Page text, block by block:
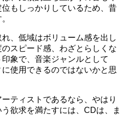
もしっかりしているため、昔
、低域はボリューム感を出し
スピード感、わざとらしくな
象で、音楽ジャンルとして
使用できるのではないかと思
ティストであるなら、やはり
欲求を満たすには、CDは、ま